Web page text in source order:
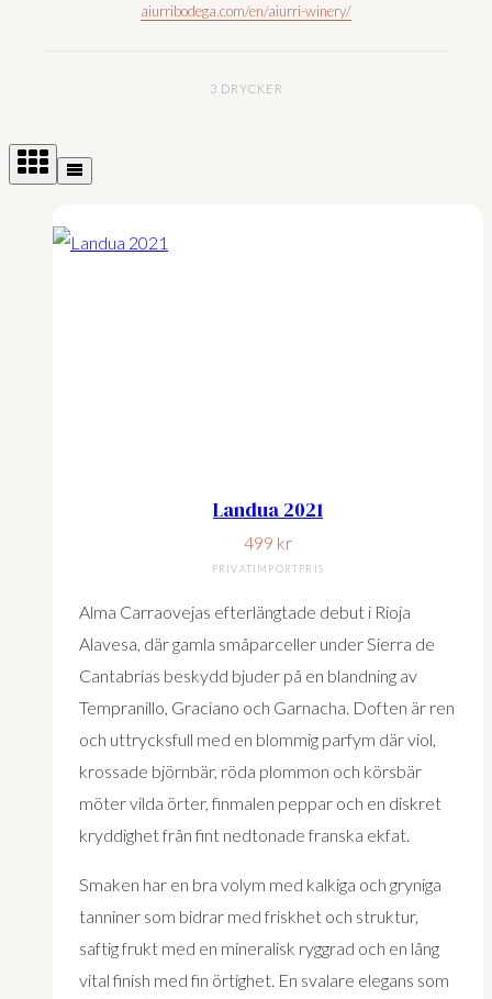
aiurribodega.com/en/aiurri-winery/
3 DRYCKER
Landua 2021
499 kr
PRIVATIMPORTPRIS
Alma Carraovejas efterlängtade debut i Rioja
Alavesa, där gamla småparceller under Sierra de
Cantabrias beskydd bjuder på en blandning av
Tempranillo, Graciano och Garnacha. Doften är ren
och uttrycksfull med en blommig parfym där viol,
krossade björnbär, röda plommon och körsbär
möter vilda örter, finmalen peppar och en diskret
kryddighet från fint nedtonade franska ekfat.
Smaken har en bra volym med kalkiga och gryniga
tanniner som bidrar med friskhet och struktur,
saftig frukt med en mineralisk ryggrad och en lång
vital finish med fin örtighet. En svalare elegans som